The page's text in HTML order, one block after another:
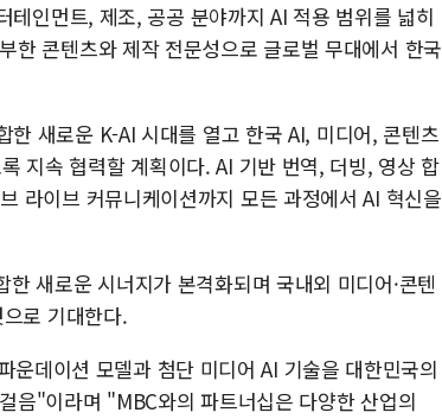
인먼트, 제조, 공공 분야까지 AI 적용 범위를 넓히
한 콘텐츠와 제작 전문성으로 글로벌 무대에서 한국
새로운 K-AI 시대를 열고 한국 AI, 미디어, 콘텐츠
지속 협력할 계획이다. AI 기반 번역, 더빙, 영상 합
라이브 커뮤니케이션까지 모든 과정에서 AI 혁신을
새로운 시너지가 본격화되며 국내외 미디어·콘텐
로 기대한다.
데이션 모델과 첨단 미디어 AI 기술을 대한민국의
음"이라며 "MBC와의 파트너십은 다양한 산업의